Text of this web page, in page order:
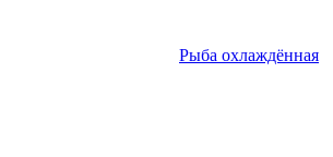
Рыба охлаждённая